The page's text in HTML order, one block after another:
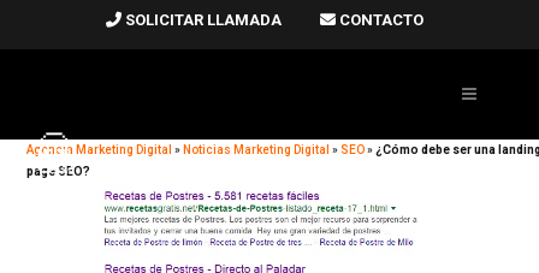
SOLICITAR LLAMADA CONTACTO
Agencia Marketing Digital » Noticias Marketing Digital »SEO» ¿Cómo debe ser una
page SEO?